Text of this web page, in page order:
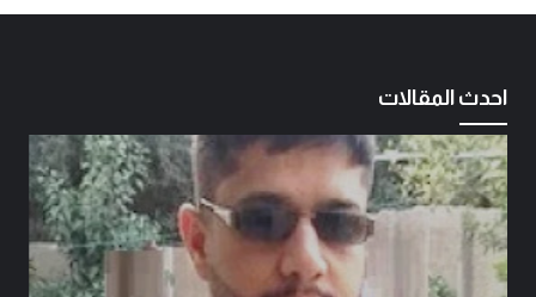
احدث المقالات